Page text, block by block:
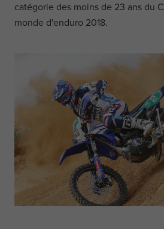
catégorie des moins de 23 ans du
monde d'enduro 2018.